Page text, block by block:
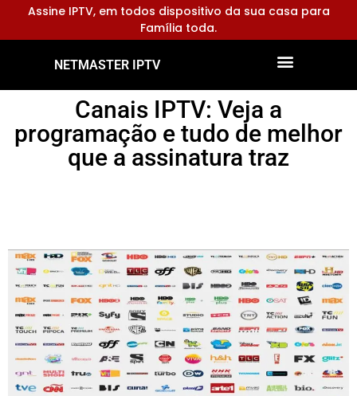
Assine IPTV, em todos dispositivo da sua casa para
Família toda.
NETMASTER IPTV
Canais IPTV: Veja a
programação e tudo de melhor
que a assinatura traz